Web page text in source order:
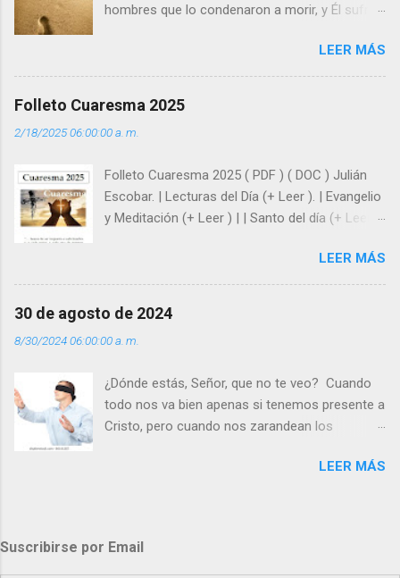
hombres que lo condenaron a morir, y Él sufrió
enseña Jesucristo? Que, si seguimos sus
huellas, sin ser superhombres, podemos
siempre está pendiente de nosotros. Amar es
y protegidos por nosotros. “ Señor, soy un
árbol sin frutos, pero tú me das la savia para
que al menos mis ramas y hojas den sombra
super hombre? - ¿Superas tu fragilidad con la
gracia de Dios? Julián Escobar. | Lecturas del
Día (+ Leer ). | Evangelio y Meditación (+ Leer ) |
LEER MÁS
Folleto Cuaresma 2025
2/18/2025 06:00:00 a. m.
Folleto Cuaresma 2025 ( PDF ) ( DOC ) Julián
Escobar. | Lecturas del Día (+ Leer ). | Evangelio
y Meditación (+ Leer ) | | Santo del día (+ Leer )
LEER MÁS
30 de agosto de 2024
8/30/2024 06:00:00 a. m.
¿Dónde estás, Señor, que no te veo? Cuando
todo nos va bien apenas si tenemos presente a
Cristo, pero cuando nos zarandean los
“¿Dónde estás, Señor, que no te veo, que me
tumba vacía, y yo estoy Resucitado. No me ves
LEER MÁS
Suscribirse por Email